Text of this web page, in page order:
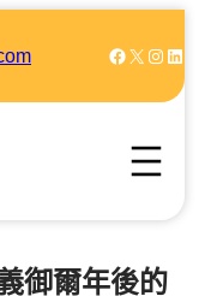
Facebook X Instagram LinkedIn
御爾年後的